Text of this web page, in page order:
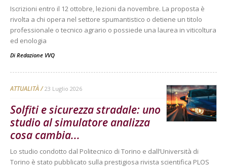
Iscrizioni entro il 12 ottobre, lezioni da novembre. La proposta è
rivolta a chi opera nel settore spumantistico o detiene un titolo
professionale o tecnico agrario o possiede una laurea in viticoltura
ed enologia
Di Redazione VVQ
ATTUALITÀ 23 Luglio 2026
Solfiti e sicurezza stradale: uno
studio al simulatore analizza
cosa cambia...
Lo studio condotto dal Politecnico di Torino e dall’Università di
Torino è stato pubblicato sulla prestigiosa rivista scientifica PLOS